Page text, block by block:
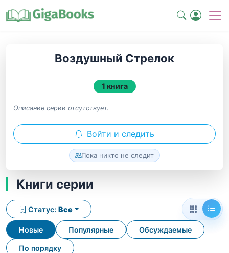
Воздушный Стрелок
1 книга
Описание серии отсутствует.
Войти и следить
Пока никто не следит
Книги серии
Новые Популярные Обсуждаемые
По порядку
Статус: Все